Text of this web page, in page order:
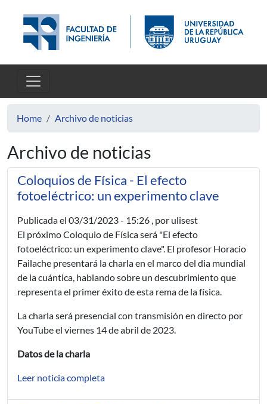
Home Archivo de noticias
Archivo de noticias
Coloquios de Física - El efecto
fotoeléctrico: un experimento clave
Publicada el 03/31/2023 - 15:26 , por ulisest
El próximo Coloquio de Física será "El efecto
fotoeléctrico: un experimento clave". El profesor Horacio
Failache presentará la charla en el marco del dia mundial
de la cuántica, hablando sobre un descubrimiento que
representa el primer éxito de esta rema de la física.
La charla será presencial con transmisión en directo por
YouTube el viernes 14 de abril de 2023.
Datos de la charla
Leer noticia completa